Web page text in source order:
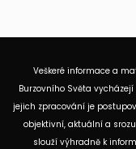
Veškeré informace a
Burzovního Světa
jejich zpracování je
objektivní, aktuální a
slouží výhradně k